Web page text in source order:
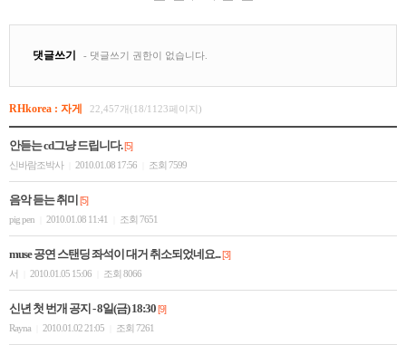
RHkorea : 자게 22,457개(18/1123페이지)
안듣는 cd그냥 드립니다.[5]
신바람조박사
2010.01.08 17:56 조회 7599
음악 듣는 취미 [5]
pig pen
2010.01.08 11:41 조회 7651
muse 공연 스탠딩 좌석이 대거 취소되었네요...[3]
서
2010.01.05 15:06 조회 8066
신년 첫 번개 공지 - 8일(금) 18:30[9]
Rayna
2010.01.02 21:05 조회 7261